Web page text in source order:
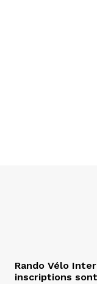
Rando Vélo
inscriptions